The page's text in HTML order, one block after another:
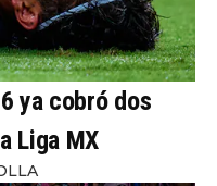
ya cobró dos
Liga MX